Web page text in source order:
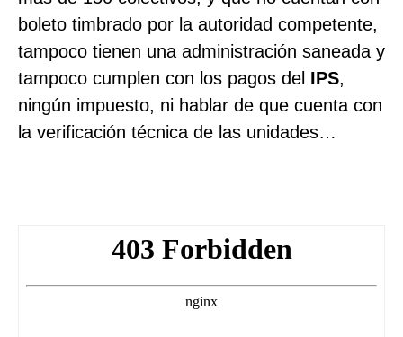
boleto timbrado por la autoridad competente,
tampoco tienen una administración saneada y
tampoco cumplen con los pagos del IPS,
ningún impuesto, ni hablar de que cuenta con
la verificación técnica de las unidades…